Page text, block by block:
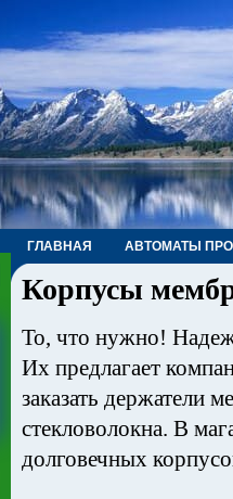
ГЛАВНАЯ АВТОМАТЫ
ТРУБЫ, ФИТИНГИ, КРАНЫ
Корпусы
То, что нужно!
Их предлагает
заказать держатели
стекловолокна. В
долговечных